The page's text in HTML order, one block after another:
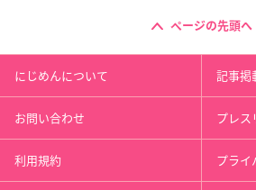
ページの先頭へ
にじめんについて 記事掲
お問い合わせ プレス
利用規約 プライ